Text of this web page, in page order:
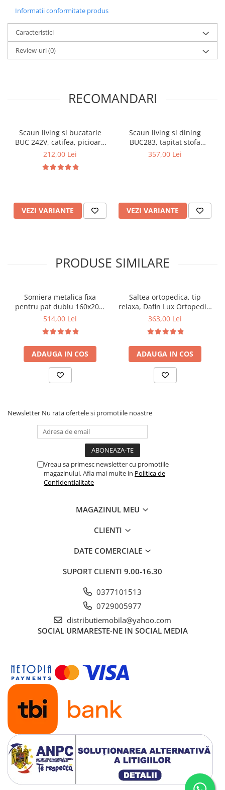
Informatii conformitate produs
Caracteristici
Review-uri(0)
RECOMANDARI
Scaun living si bucatarie
BUC 242V, catifea, picioare
lemn, solid, 110 kg
212,00 Lei
VEZI VARIANTE
Scaun living si dining
BUC283, tapitat stofa
boucle, structura metalica,
357,00 Lei
VEZI VARIANTE
PRODUSE SIMILARE
Somiera metalica fixa
pentru pat dublu 160x200,
6 picioare, 32 lamele lemn
saltea ferm, negru
514,00 Lei
ADAUGA IN COS
Saltea ortopedica, tip
relaxa, Dafin Lux Ortopedic,
90x200x21cm, fermitate
tip Bonell, fata vara-iarna,
sistem de aerisire cu
butoni, Salt Confort
363,00 Lei
ADAUGA IN COS
Newsletter Nu rata ofertele si promotiile noastre
Vreau sa primesc newsletter cu promotiile
magazinului. Afla mai multe in Politica de
Confidentialitate
MAGAZINUL MEU
CLIENTI
DATE COMERCIALE
SUPORT CLIENTI 9.00-16.30
0377101513
0729005977
distributiemobila@yahoo.com
SOCIAL URMARESTE-NE IN SOCIAL MEDIA